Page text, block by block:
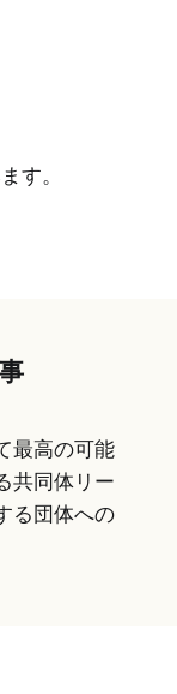
す。
最高の可能
共同体リー
る団体への